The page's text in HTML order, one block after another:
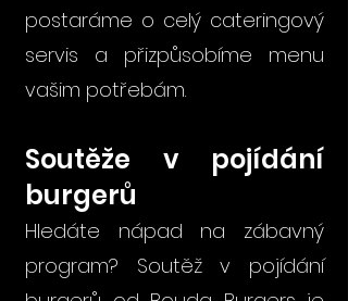
postaráme o celý cateringový
servis a přizpůsobíme menu
vašim potřebám.
Soutěže v pojídání
burgerů
Hledáte nápad na zábavný
program? Soutěž v pojídání